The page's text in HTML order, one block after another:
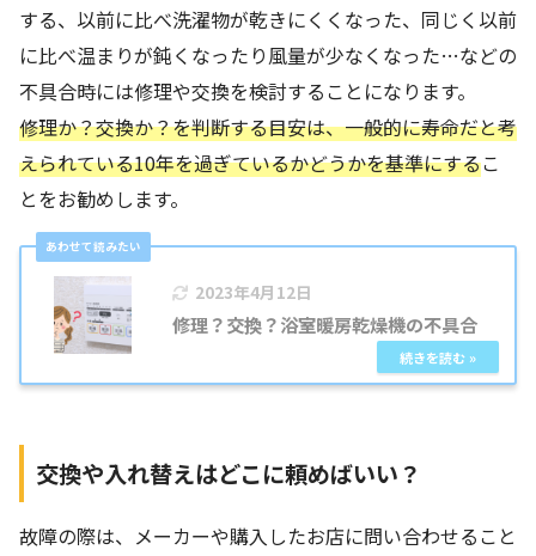
する、以前に比べ洗濯物が乾きにくくなった、同じく以前
に比べ温まりが鈍くなったり風量が少なくなった…などの
不具合時には修理や交換を検討することになります。
修理か？交換か？を判断する目安は、一般的に寿命だと考
えられている10年を過ぎているかどうかを基準にするこ
とをお勧めします。
2023年4月12日
修理？交換？浴室暖房乾燥機の不具合
交換や入れ替えはどこに頼めばいい？
故障の際は、メーカーや購入したお店に問い合わせること